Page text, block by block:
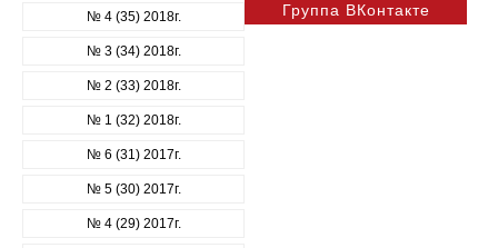
№ 4 (35) 2018г.
№ 3 (34) 2018г.
№ 2 (33) 2018г.
№ 1 (32) 2018г.
№ 6 (31) 2017г.
№ 5 (30) 2017г.
№ 4 (29) 2017г.
Группа ВКонтакте